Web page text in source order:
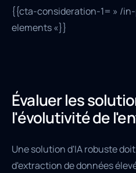
{{cta-consideration-1= » /
elements «}}
Évaluer les
l'évolutivité de
Une solution d'IA robuste
d'extraction de données